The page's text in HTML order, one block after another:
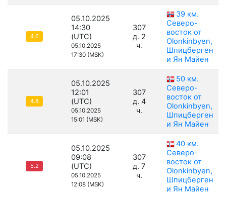
4.6
05.10.2025
14:30
(UTC)
05.10.2025
17:30 (MSK)
307
д. 2
ч.
39 км.
Северо-
восток от
Olonkinbyen,
Шпицберген
и Ян Майен
4.8
05.10.2025
12:01
(UTC)
05.10.2025
15:01 (MSK)
307
д. 4
ч.
50 км.
Северо-
восток от
Olonkinbyen,
Шпицберген
и Ян Майен
5.2
05.10.2025
09:08
(UTC)
05.10.2025
12:08 (MSK)
307
д. 7
ч.
40 км.
Северо-
восток от
Olonkinbyen,
Шпицберген
и Ян Майен